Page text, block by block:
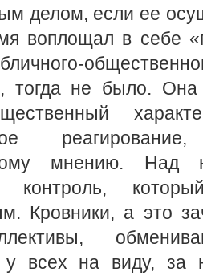
делом, если ее
воплощал в себе
тогда не было.
мнению. Над
контроль,
Кровники, а это
у всех на виду, за